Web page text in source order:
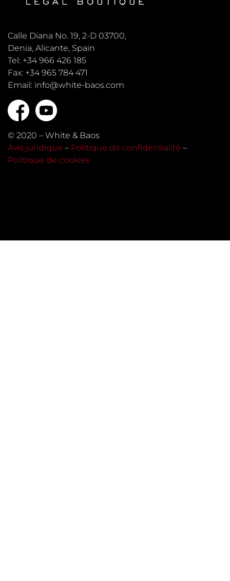
Calle Diana No. 19, 2-D 03700,
Denia, Alicante, Spain
Tel: +34 966 426 185
Fax: +34 965 784 471
Email: info@white-baos.com
© 2020 – White & Baos
Avis juridique – Politique de confidentialité –
Politique de cookies